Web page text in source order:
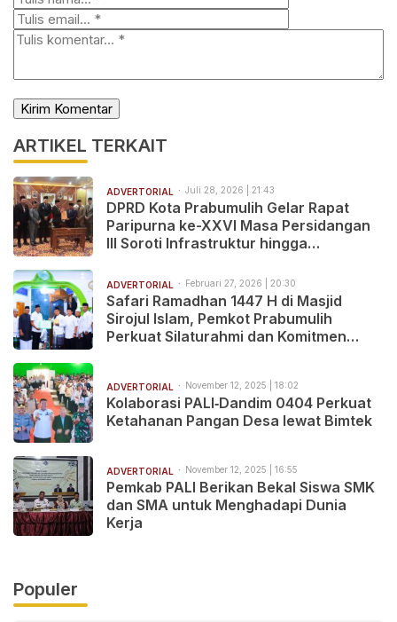
ARTIKEL TERKAIT
ADVERTORIAL Juli 28, 2026 | 21:43
DPRD Kota Prabumulih Gelar Rapat
Paripurna ke-XXVI Masa Persidangan
III Soroti Infrastruktur hingga
ADVERTORIAL Februari 27, 2026 | 20:30
Safari Ramadhan 1447 H di Masjid
Sirojul Islam, Pemkot Prabumulih
Perkuat Silaturahmi dan Komitmen
ADVERTORIAL November 12, 2025 | 18:02
Kolaborasi PALI‑Dandim 0404 Perkuat
Ketahanan Pangan Desa lewat Bimtek
ADVERTORIAL November 12, 2025 | 16:55
Pemkab PALI Berikan Bekal Siswa SMK
dan SMA untuk Menghadapi Dunia
Kerja
Populer